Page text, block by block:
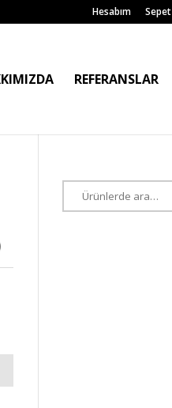
Hesabım Sepet
REFERANSLAR